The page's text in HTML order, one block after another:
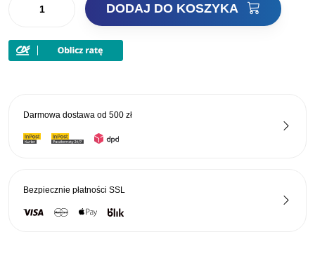
Robinson
VDE-
Core
Pole
DODAJ DO KOSZYKA
Darmowa dostawa od 500 zł
Bezpiecznie płatności SSL